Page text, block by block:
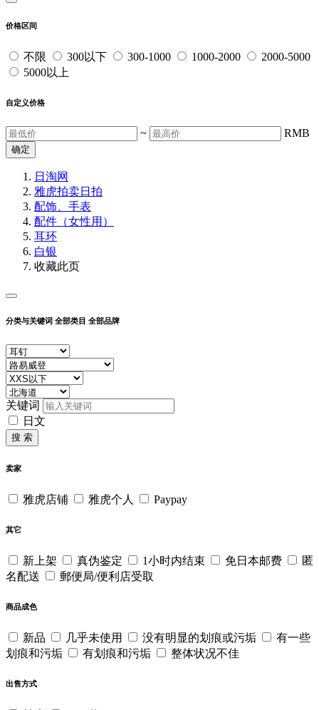
价格区间
不限 300以下 300-1000 1000-2000
2000-5000
5000以上
自定义价格
~ RMB
确定
日淘网
雅虎拍卖日拍
配饰、手表
配件（女性用）
耳环
白银
收藏此页
分类与关键词 全部类目 全部品牌
关键词
日文
搜 索
卖家
雅虎店铺 雅虎个人 Paypay
其它
新上架 真伪鉴定 1小时内结束 免日本邮费
匿
名配送
郵便局/便利店受取
商品成色
新品 几乎未使用 没有明显的划痕或污垢
有一些
划痕和污垢
有划痕和污垢 整体状况不佳
出售方式